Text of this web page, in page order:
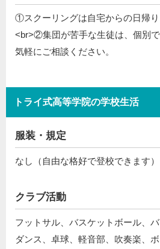
①スクーリングは自宅からの日帰り
<br>②集団が苦手な生徒は、個別
気軽にご相談ください。
トライ式高等学院の学校生活
服装・規定
なし（自由な格好で登校できます）
クラブ活動
フットサル、バスケットボール、
ダンス、卓球、軽音部、吹奏楽、